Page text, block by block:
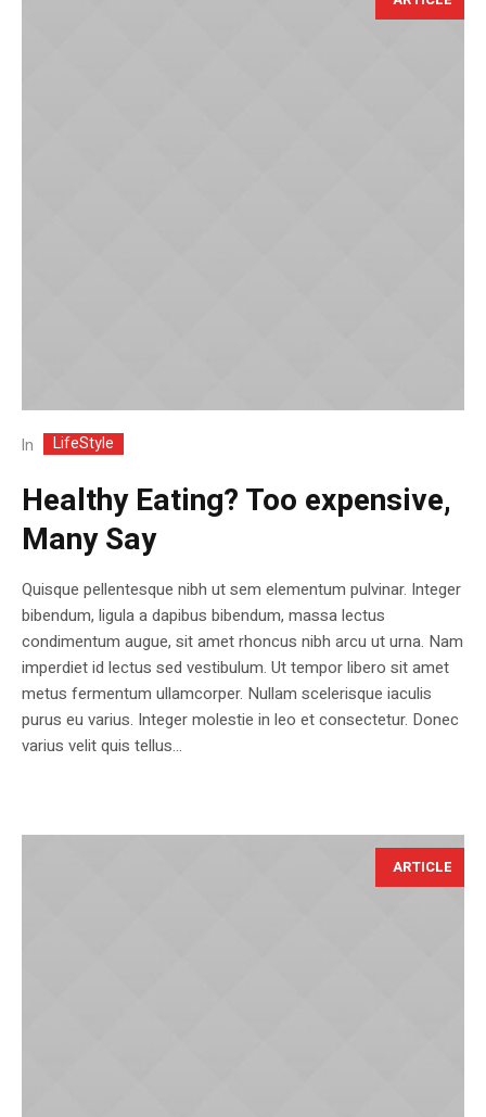
In LifeStyle
Healthy Eating? Too expensive,
Many Say
Quisque pellentesque nibh ut sem elementum pulvinar. Integer
bibendum, ligula a dapibus bibendum, massa lectus
condimentum augue, sit amet rhoncus nibh arcu ut urna. Nam
imperdiet id lectus sed vestibulum. Ut tempor libero sit amet
metus fermentum ullamcorper. Nullam scelerisque iaculis
purus eu varius. Integer molestie in leo et consectetur. Donec
varius velit quis tellus...
ARTICLE